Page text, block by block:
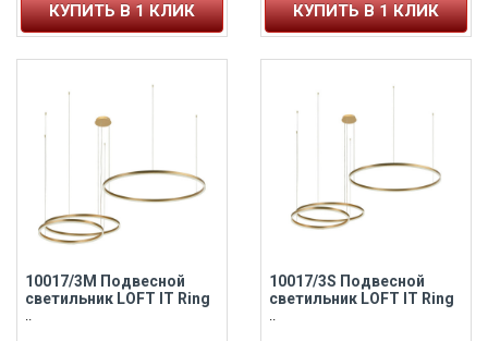
КУПИТЬ В 1 КЛИК КУПИТЬ В 1 КЛИК
10017/3M Подвесной
светильник LOFT IT Ring
..
10017/3S Подвесной
светильник LOFT IT Ring
..